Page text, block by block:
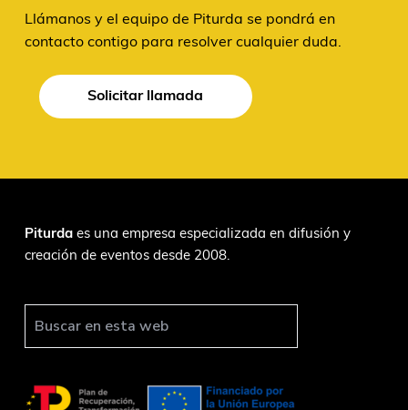
Llámanos y el equipo de Piturda se pondrá en
contacto contigo para resolver cualquier duda.
Solicitar llamada
Piturdaes una empresa especializada en difusión y
creación de eventos desde 2008.
c